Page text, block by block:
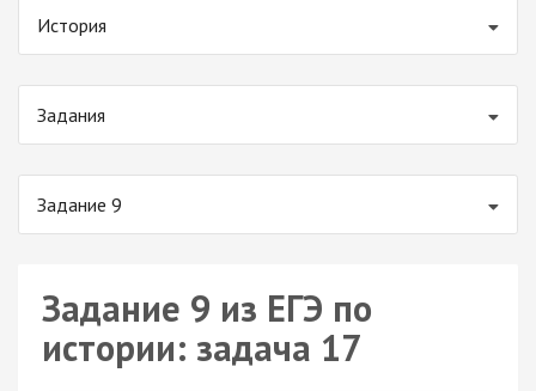
История
Задания
Задание 9
Задание 9 из ЕГЭ по
истории: задача 17